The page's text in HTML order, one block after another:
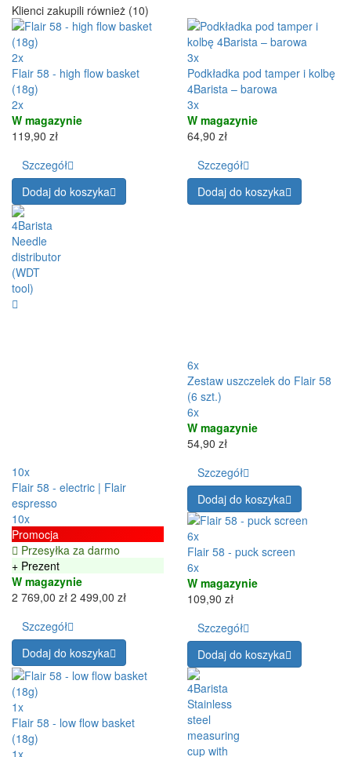
Klienci zakupili również (10)
2x
Flair 58 - high flow basket
(18g)
2x
W magazynie
119,90 zł
Szczegół
Dodaj do koszyka
3x
Podkładka pod tamper i kolbę
4Barista – barowa
3x
W magazynie
64,90 zł
Szczegół
Dodaj do koszyka
10x
Flair 58 - electric | Flair
espresso
10x
Promocja
Przesyłka za darmo
+ Prezent
W magazynie
2 769,00 zł 2 499,00 zł
Szczegół
Dodaj do koszyka
6x
Zestaw uszczelek do Flair 58
(6 szt.)
6x
W magazynie
54,90 zł
Szczegół
Dodaj do koszyka
6x
Flair 58 - puck screen
6x
W magazynie
109,90 zł
Szczegół
Dodaj do koszyka
1x
Flair 58 - low flow basket
(18g)